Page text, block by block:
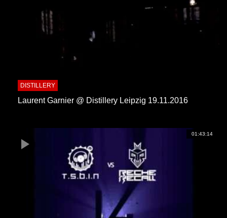
DISTILLERY
Laurent Garnier @ Distillery Leipzig 19.11.2016
01:43:14